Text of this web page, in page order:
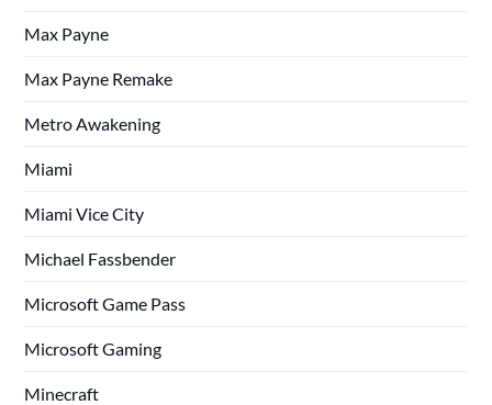
Max Payne
Max Payne Remake
Metro Awakening
Miami
Miami Vice City
Michael Fassbender
Microsoft Game Pass
Microsoft Gaming
Minecraft